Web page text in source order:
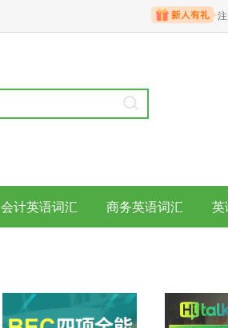
会计英语词汇 商务英语词汇 英